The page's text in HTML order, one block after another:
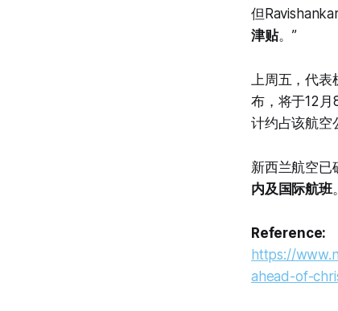
但
津贴。”
上周五，代
布，将于12
计约占该航空
新西兰航空已
内及国际航班。
Reference:
https://
ahead-of-